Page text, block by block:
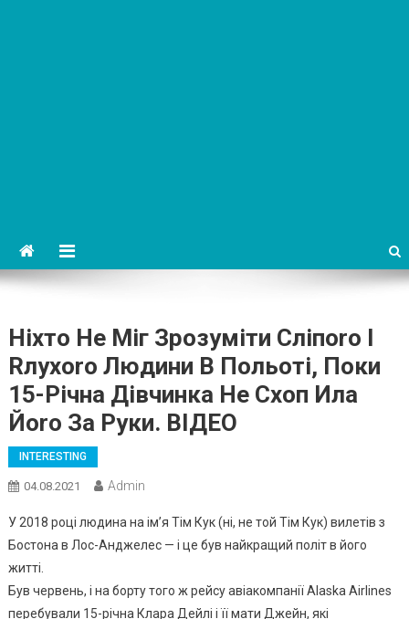
Ніхто Не Міг Зрозуміти Сліпоrо І
Rлухоrо Людини В Польоті, Поки
15-Річна Дівчинка Не Схоп Ила
Йоrо За Руки. ВIДЕО
INTERESTING
04.08.2021 Admin
У 2018 році людина на ім’я Тім Кук (ні, не той Тім Кук) вилетів з
Бостона в Лос-Анджелес — і це був найкращий політ в його
житті.
Був червень, і на борту того ж рейсу авіакомпанії Alaska Airlines
перебували 15-річна Клара Дейлі і її мати Джейн, які